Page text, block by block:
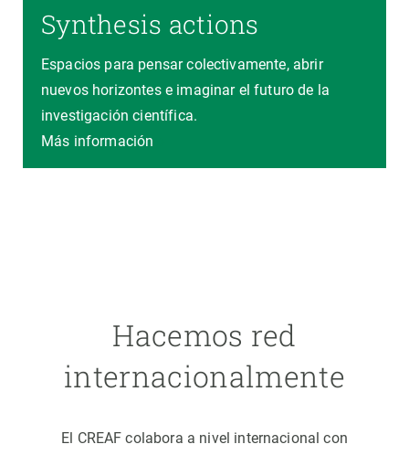
Synthesis actions
Espacios para pensar colectivamente, abrir
nuevos horizontes e imaginar el futuro de la
investigación científica.
Más información
Hacemos red
internacionalmente
El CREAF colabora a nivel internacional con